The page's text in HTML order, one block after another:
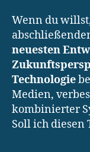
Wenn du
neuesten
Technologie
Medien,
kombinierter
Soll ich diesen